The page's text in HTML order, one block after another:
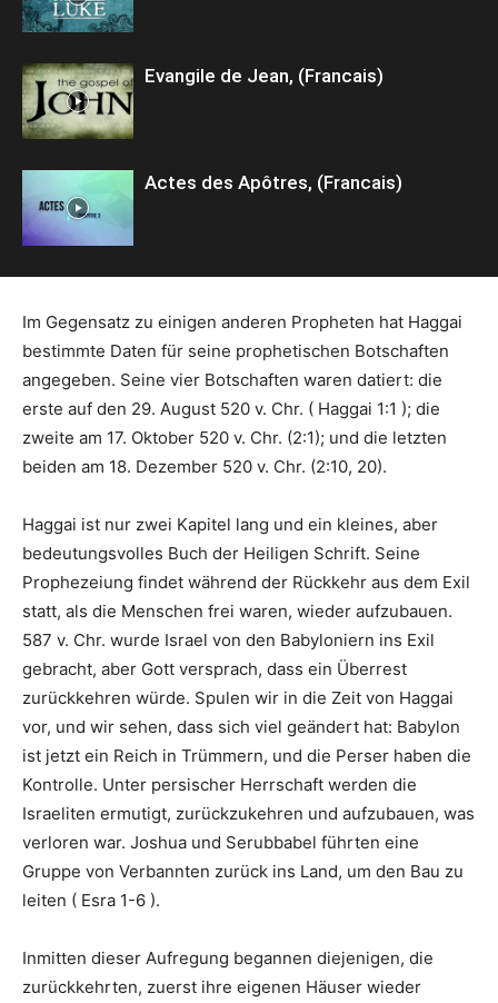
Evangile de Jean, (Francais)
Actes des Apôtres, (Francais)
Im Gegensatz zu einigen anderen Propheten hat Haggai
bestimmte Daten für seine prophetischen Botschaften
angegeben. Seine vier Botschaften waren datiert: die
erste auf den 29. August 520 v. Chr. ( Haggai 1:1 ); die
zweite am 17. Oktober 520 v. Chr. (2:1); und die letzten
beiden am 18. Dezember 520 v. Chr. (2:10, 20).
Haggai ist nur zwei Kapitel lang und ein kleines, aber
bedeutungsvolles Buch der Heiligen Schrift. Seine
Prophezeiung findet während der Rückkehr aus dem Exil
statt, als die Menschen frei waren, wieder aufzubauen.
587 v. Chr. wurde Israel von den Babyloniern ins Exil
gebracht, aber Gott versprach, dass ein Überrest
zurückkehren würde. Spulen wir in die Zeit von Haggai
vor, und wir sehen, dass sich viel geändert hat: Babylon
ist jetzt ein Reich in Trümmern, und die Perser haben die
Kontrolle. Unter persischer Herrschaft werden die
Israeliten ermutigt, zurückzukehren und aufzubauen, was
verloren war. Joshua und Serubbabel führten eine
Gruppe von Verbannten zurück ins Land, um den Bau zu
leiten ( Esra 1-6 ).
Inmitten dieser Aufregung begannen diejenigen, die
zurückkehrten, zuerst ihre eigenen Häuser wieder